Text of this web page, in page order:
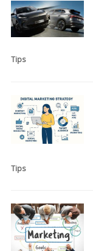
Tips
Tips